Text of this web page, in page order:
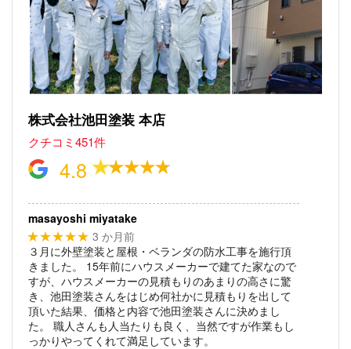
株式会社池田塗装 本店
クチコミ451件
4.8
masayoshi miyatake
★★★★★ 3 か月前
３月に外壁塗装と屋根・ベランダの防水工事を施行頂
きました。
15年前にハウスメーカーで建てた家なので
すが、ハウスメーカーの見積もりのあまりの高さに驚
き、池田塗装さんをはじめ何社かに見積もりを出して
頂いた結果、価格と内容で池田塗装さんに決めまし
た。
職人さんも人当たりも良く、当然ですが作業もし
っかりやってくれて満足しています。